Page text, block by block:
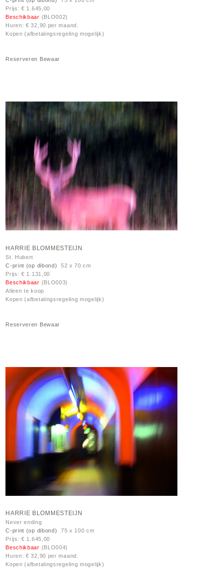
Prijs: € 1.645,00
Beschikbaar (BLO002)
Huren: € 32,90 per maand.
Kopen (afbetalingsregeling mogelijk)
Reserveren Bewaar
HARRIE BLOMMESTEIJN
St. Hubert
C-print (op dibond)
52 x 70 cm
Prijs: € 1.131,00
Beschikbaar (BLO003)
Alleen te koop
Kopen (afbetalingsregeling mogelijk)
Reserveren Bewaar
HARRIE BLOMMESTEIJN
Never ending
C-print (op dibond)
75 x 100 cm
Prijs: € 1.645,00
Beschikbaar (BLO004)
Huren: € 32,90 per maand.
Kopen (afbetalingsregeling mogelijk)